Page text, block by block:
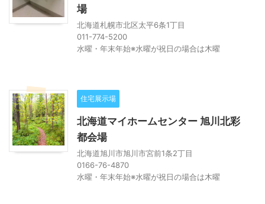
場
北海道札幌市北区太平6条1丁目
011-774-5200
水曜・年末年始※水曜が祝日の場合は木曜
住宅展示場
北海道マイホームセンター 旭川北彩
都会場
北海道旭川市旭川市宮前1条2丁目
0166-76-4870
水曜・年末年始※水曜が祝日の場合は木曜